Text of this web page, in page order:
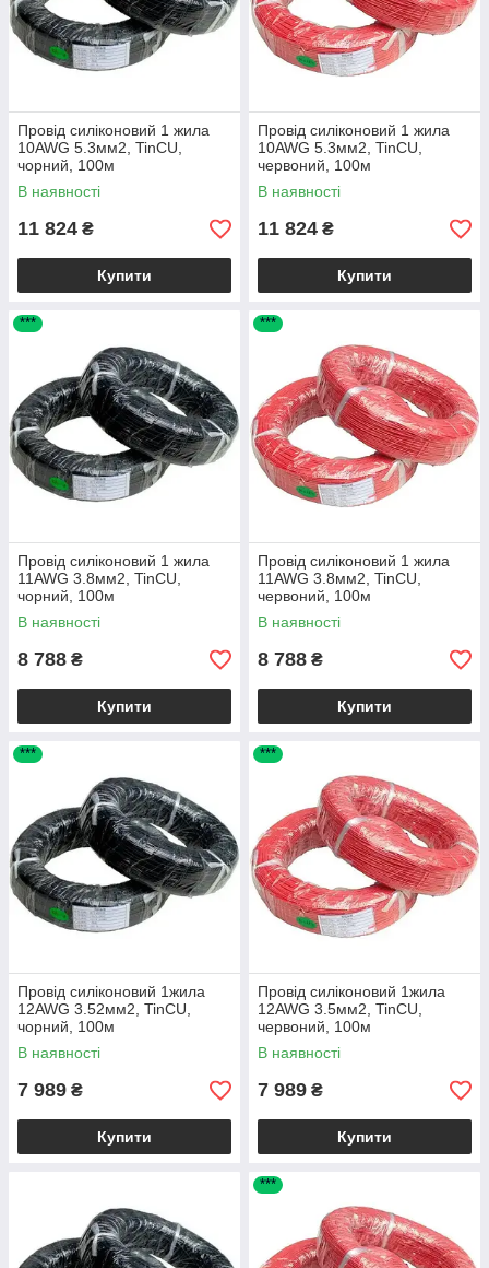
Провід силіконовий 1 жила
10AWG 5.3мм2, TinCU,
чорний, 100м
В наявності
11 824 ₴
Купити
Провід силіконовий 1 жила
10AWG 5.3мм2, TinCU,
червоний, 100м
В наявності
11 824 ₴
Купити
***
Провід силіконовий 1 жила
11AWG 3.8мм2, TinCU,
чорний, 100м
В наявності
8 788 ₴
Купити
***
Провід силіконовий 1 жила
11AWG 3.8мм2, TinCU,
червоний, 100м
В наявності
8 788 ₴
Купити
***
Провід силіконовий 1жила
12AWG 3.52мм2, TinCU,
чорний, 100м
В наявності
7 989 ₴
Купити
***
Провід силіконовий 1жила
12AWG 3.5мм2, TinCU,
червоний, 100м
В наявності
7 989 ₴
Купити
***